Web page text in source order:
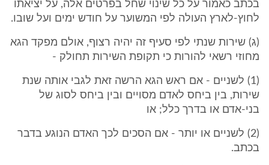
בכתב כאמור על כל שינוי שחל בפרטים אלה, על יציאתו
לחוץ-לארץ העולה לפי המשוער על חודש ימים ועל שובו.
(ג) שירות שנתי לפי סעיף זה יהיה רצוף, אולם מפקד הגא
מחוזי רשאי להורות כי תקופת השירות תחולק -
(1) לשניים - אם ראש הגא הרשה זאת לגבי אותה שנת
שירות, בין ביחס לאדם מסויים ובין ביחס לסוג של
בני-אדם או בדרך כלל; או
(2) לשניים או יותר - אם הסכים לכך האדם הנוגע בדבר
בכתב.